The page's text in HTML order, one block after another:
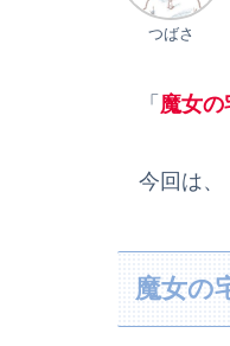
つばさ
「 魔女の
今回は、
魔女の